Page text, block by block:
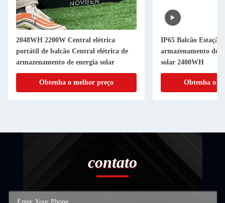
2048WH 2200W Central elétrica
portátil de balcão Central elétrica de
armazenamento de energia solar
Obtenha o melhor preço
IP65 Balcão Estação
armazenamento de
solar 2400WH
Obtenha o
contato